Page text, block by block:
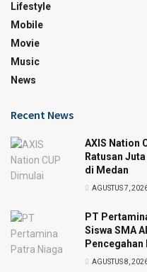
Lifestyle
Mobile
Movie
Music
News
Recent News
AXIS Nation
Ratusan
di Medan
AGUSTUS 7,
PT
Siswa SMA
Pencegahan
AGUSTUS 8,